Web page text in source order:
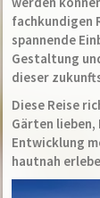
fachkundigen
spannende
Gestaltung
dieser
Diese Reise
Gärten
Entwicklung
hautnah